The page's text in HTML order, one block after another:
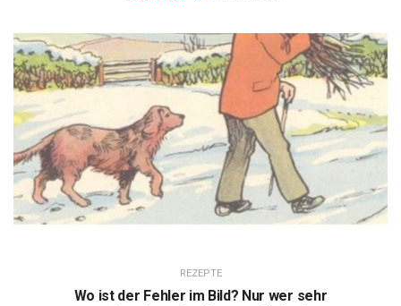
REZEPTE
Wo ist der Fehler im Bild? Nur wer sehr